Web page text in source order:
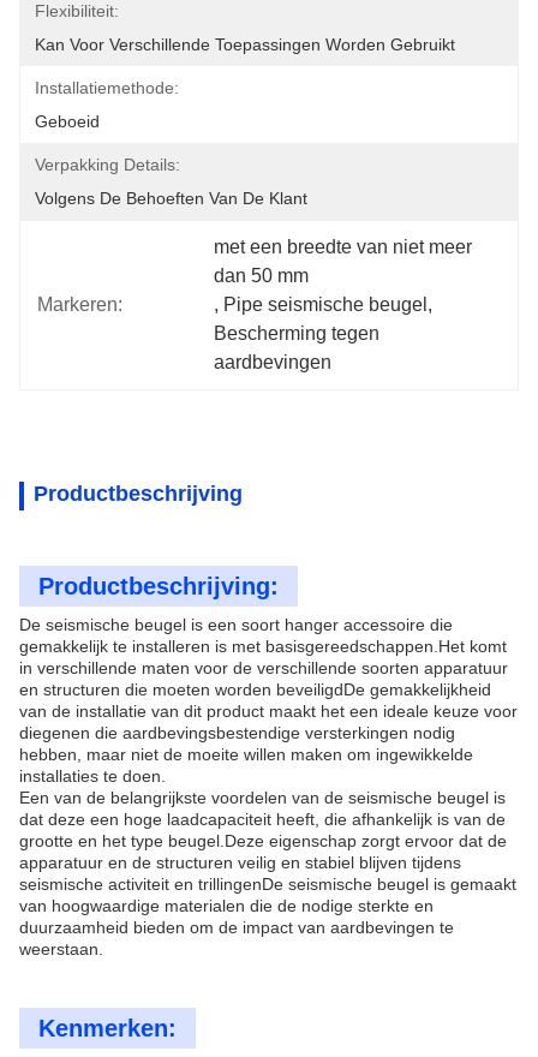
Flexibiliteit:
Kan Voor Verschillende Toepassingen Worden Gebruikt
Installatiemethode:
Geboeid
Verpakking Details:
Volgens De Behoeften Van De Klant
Markeren:
met een breedte van niet meer
dan 50 mm
, Pipe seismische beugel ,
Bescherming tegen
aardbevingen
Productbeschrijving
Productbeschrijving:
De seismische beugel is een soort hanger accessoire die
gemakkelijk te installeren is met basisgereedschappen.Het komt
in verschillende maten voor de verschillende soorten apparatuur
en structuren die moeten worden beveiligdDe gemakkelijkheid
van de installatie van dit product maakt het een ideale keuze voor
diegenen die aardbevingsbestendige versterkingen nodig
hebben, maar niet de moeite willen maken om ingewikkelde
installaties te doen.
Een van de belangrijkste voordelen van de seismische beugel is
dat deze een hoge laadcapaciteit heeft, die afhankelijk is van de
grootte en het type beugel.Deze eigenschap zorgt ervoor dat de
apparatuur en de structuren veilig en stabiel blijven tijdens
seismische activiteit en trillingenDe seismische beugel is gemaakt
van hoogwaardige materialen die de nodige sterkte en
duurzaamheid bieden om de impact van aardbevingen te
weerstaan.
Kenmerken: